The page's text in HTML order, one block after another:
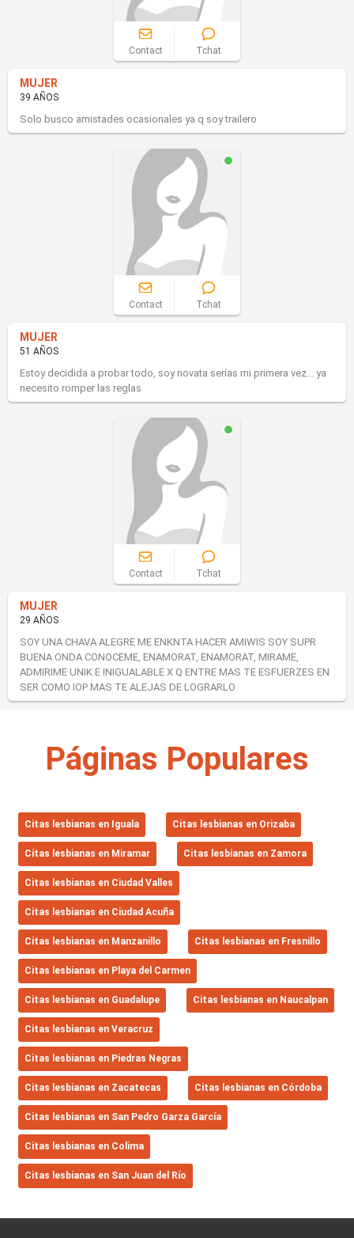
Contact Tchat
MUJER
39 AÑOS
Solo busco amistades ocasionales ya q soy trailero
Contact Tchat
MUJER
51 AÑOS
Estoy decidida a probar todo, soy novata serías mi primera vez... ya
necesito romper las reglas
Contact Tchat
MUJER
29 AÑOS
SOY UNA CHAVA ALEGRE ME ENKNTA HACER AMIWIS SOY SUPR
BUENA ONDA CONOCEME, ENAMORAT, ENAMORAT, MIRAME,
ADMIRIME UNIK E INIGUALABLE X Q ENTRE MAS TE ESFUERZES EN
SER COMO IOP MAS TE ALEJAS DE LOGRARLO
Páginas Populares
Citas lesbianas en Iguala Citas lesbianas en Orizaba
Citas lesbianas en Miramar Citas lesbianas en Zamora
Citas lesbianas en Ciudad Valles
Citas lesbianas en Ciudad Acuña
Citas lesbianas en Manzanillo Citas lesbianas en Fresnillo
Citas lesbianas en Playa del Carmen
Citas lesbianas en Guadalupe Citas lesbianas en Naucalpan
Citas lesbianas en Veracruz
Citas lesbianas en Piedras Negras
Citas lesbianas en Zacatecas Citas lesbianas en Córdoba
Citas lesbianas en San Pedro Garza García
Citas lesbianas en Colima
Citas lesbianas en San Juan del Río